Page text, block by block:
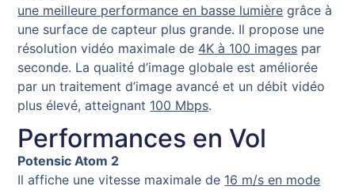
une meilleure performance en basse lumière grâce à
une surface de capteur plus grande. Il propose une
résolution vidéo maximale de 4K à 100 images par
seconde. La qualité d’image globale est améliorée
par un traitement d’image avancé et un débit vidéo
plus élevé, atteignant 100 Mbps.
Performances en Vol
Potensic Atom 2
Il affiche une vitesse maximale de 16 m/s en mode